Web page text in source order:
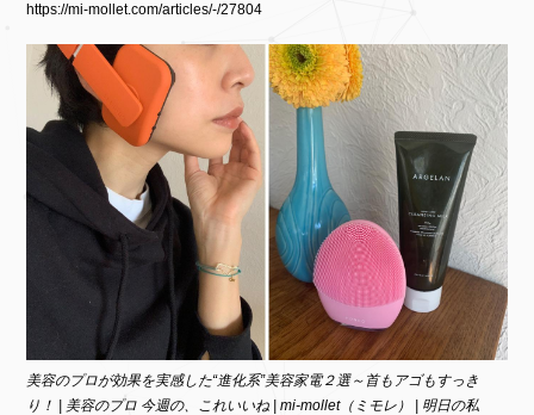
https://mi-mollet.com/articles/-/27804
美容のプロが効果を実感した“進化系”美容家電２選～首もアゴもすっき
り！ | 美容のプロ 今週の、これいいね | mi-mollet（ミモレ） | 明日の私